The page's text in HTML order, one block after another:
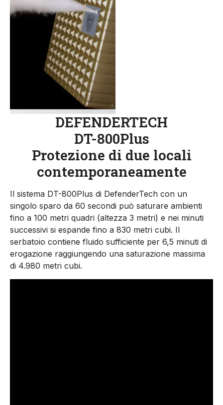
DEFENDERTECH
DT-800Plus
Protezione di due locali
contemporaneamente
Il sistema DT-800Plus di DefenderTech con un
singolo sparo da 60 secondi può saturare ambienti
fino a 100 metri quadri (altezza 3 metri) e nei minuti
successivi si espande fino a 830 metri cubi. Il
serbatoio contiene fluido sufficiente per 6,5 minuti di
erogazione raggiungendo una saturazione massima
di 4.980 metri cubi.